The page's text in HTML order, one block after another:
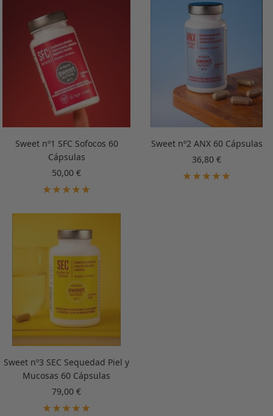
Sweet nº1 SFC Sofocos 60
Cápsulas
Precio
de
50,00 €
Sweet nº2 ANX 60 Cápsulas
Precio
de
36,80 €
Sweet nº3 SEC Sequedad Piel y
Mucosas 60 Cápsulas
Precio
de
79,00 €